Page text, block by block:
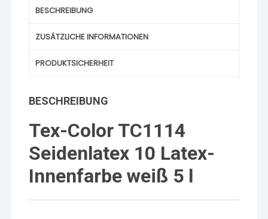
BESCHREIBUNG
ZUSÄTZLICHE INFORMATIONEN
PRODUKTSICHERHEIT
BESCHREIBUNG
Tex-Color TC1114
Seidenlatex 10 Latex-
Innenfarbe weiß 5 l